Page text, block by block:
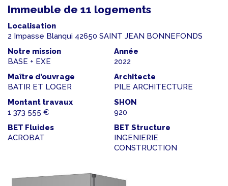
Immeuble de 11 logements
Localisation
2 Impasse Blanqui 42650 SAINT JEAN BONNEFONDS
Notre mission
BASE + EXE
Année
2022
Maître d’ouvrage
BATIR ET LOGER
Architecte
PILE ARCHITECTURE
Montant travaux
1 373 555 €
SHON
920
BET Fluides
ACROBAT
BET Structure
INGENIERIE
CONSTRUCTION